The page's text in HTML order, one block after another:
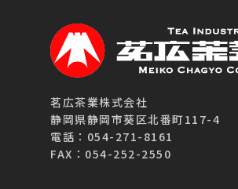
茗広茶業株式会社
静岡県静岡市葵区北番町117-4
電話：054-271-8161
FAX：054-252-2550